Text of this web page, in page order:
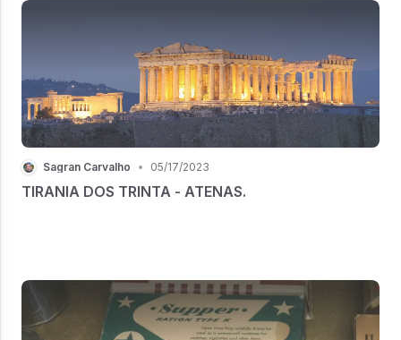
Sagran Carvalho • 05/17/2023
TIRANIA DOS TRINTA - ATENAS.